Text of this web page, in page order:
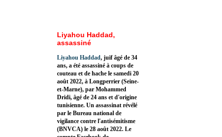
Liyahou Haddad,
assassiné
Liyahou Haddad, juif âgé de 34
ans, a été assassiné à coups de
couteau et de hache le samedi 20
août 2022, à Longperrier (Seine-
et-Marne), par Mohammed
Dridi, âgé de 24 ans et d'origine
tunisienne. Un assassinat révélé
par le Bureau national de
vigilance contre l'antisémitisme
(BNVCA) le 28 août 2022. Le